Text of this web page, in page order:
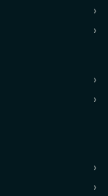
›
›
›
›
›
›